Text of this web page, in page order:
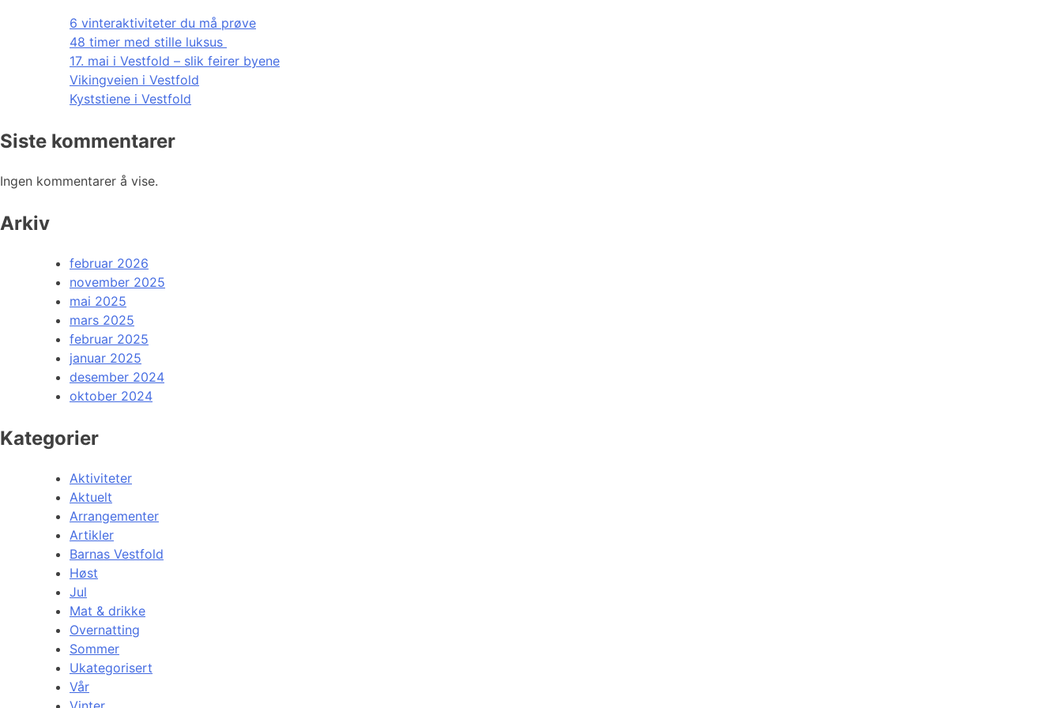
6 vinteraktiviteter du må prøve
48 timer med stille luksus
17. mai i Vestfold – slik feirer byene
Vikingveien i Vestfold
Kyststiene i Vestfold
Siste kommentarer
Ingen kommentarer å vise.
Arkiv
februar 2026
november 2025
mai 2025
mars 2025
februar 2025
januar 2025
desember 2024
oktober 2024
Kategorier
Aktiviteter
Aktuelt
Arrangementer
Artikler
Barnas Vestfold
Høst
Jul
Mat & drikke
Overnatting
Sommer
Ukategorisert
Vår